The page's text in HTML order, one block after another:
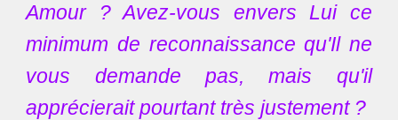
Amour ? Avez-vous envers Lui ce
minimum de reconnaissance qu'Il ne
vous demande pas, mais qu'il
apprécierait pourtant très justement ?